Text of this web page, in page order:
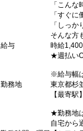
「こん
「すぐ
「しっ
そんな方
給与
時給
★週払い
※給与幅
勤務地
東京都杉
【最寄駅
★勤務地
自宅から